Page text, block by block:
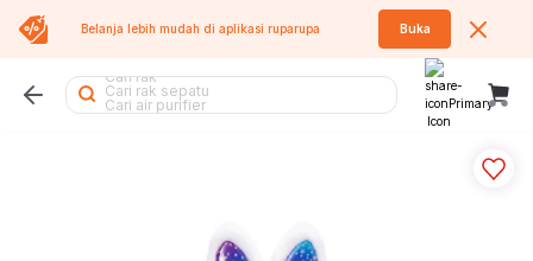
Belanja lebih mudah di aplikasi ruparupa Buka
Cari rak
Cari rak sepatu
Cari air purifier
Cari kipas angin